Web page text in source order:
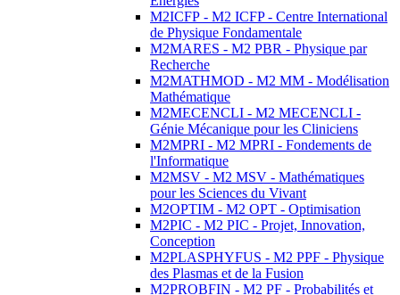
M2ICFP - M2 ICFP - Centre International
de Physique Fondamentale
M2MARES - M2 PBR - Physique par
Recherche
M2MATHMOD - M2 MM - Modélisation
Mathématique
M2MECENCLI - M2 MECENCLI -
Génie Mécanique pour les Cliniciens
M2MPRI - M2 MPRI - Fondements de
l'Informatique
M2MSV - M2 MSV - Mathématiques
pour les Sciences du Vivant
M2OPTIM - M2 OPT - Optimisation
M2PIC - M2 PIC - Projet, Innovation,
Conception
M2PLASPHYFUS - M2 PPF - Physique
des Plasmas et de la Fusion
M2PROBFIN - M2 PF - Probabilités et